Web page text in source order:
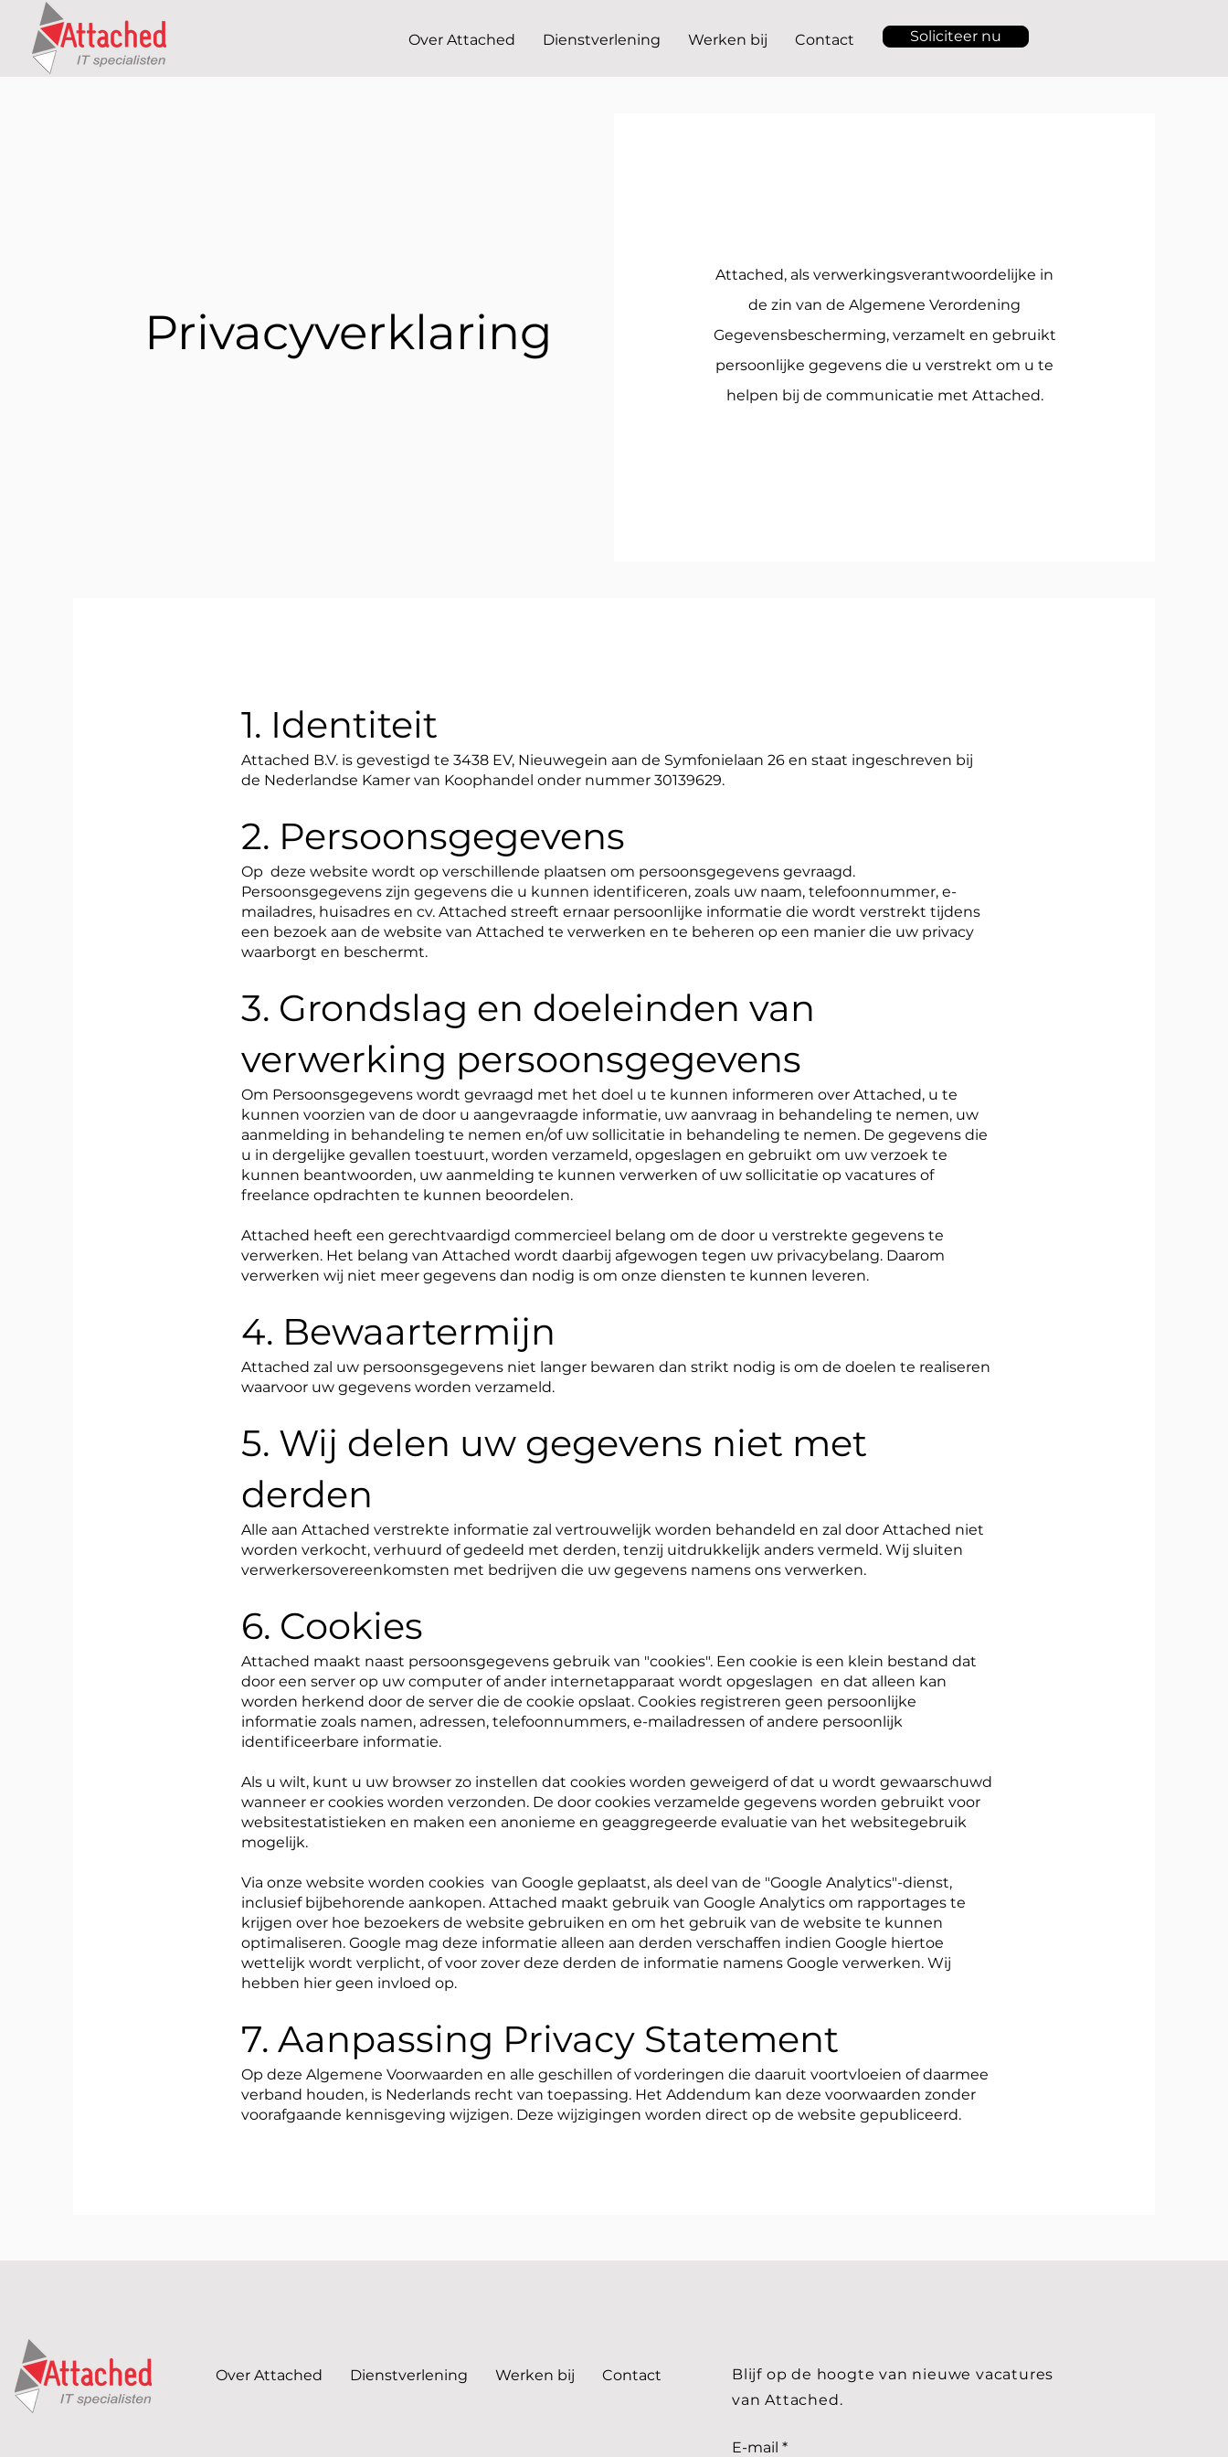
Over Attached Dienstverlening Werken bij Contact Soliciteer nu
Privacyverklaring
Attached, als verwerkingsverantwoordelijke in
de zin van de Algemene Verordening
Gegevensbescherming, verzamelt en gebruikt
persoonlijke gegevens die u verstrekt om u te
helpen bij de communicatie met Attached.
1. Identiteit
Attached B.V. is gevestigd te 3438 EV, Nieuwegein aan de Symfonielaan 26 en staat ingeschreven bij
de Nederlandse Kamer van Koophandel onder nummer 30139629.
2. Persoonsgegevens
Op deze website wordt op verschillende plaatsen om persoonsgegevens gevraagd.
Persoonsgegevens zijn gegevens die u kunnen identificeren, zoals uw naam, telefoonnummer, e-
mailadres, huisadres en cv. Attached streeft ernaar persoonlijke informatie die wordt verstrekt tijdens
een bezoek aan de website van Attached te verwerken en te beheren op een manier die uw privacy
waarborgt en beschermt.
3. Grondslag en doeleinden van
verwerking persoonsgegevens
Om Persoonsgegevens wordt gevraagd met het doel u te kunnen informeren over Attached, u te
kunnen voorzien van de door u aangevraagde informatie, uw aanvraag in behandeling te nemen, uw
aanmelding in behandeling te nemen en/of uw sollicitatie in behandeling te nemen. De gegevens die
u in dergelijke gevallen toestuurt, worden verzameld, opgeslagen en gebruikt om uw verzoek te
kunnen beantwoorden, uw aanmelding te kunnen verwerken of uw sollicitatie op vacatures of
freelance opdrachten te kunnen beoordelen.
Attached heeft een gerechtvaardigd commercieel belang om de door u verstrekte gegevens te
verwerken. Het belang van Attached wordt daarbij afgewogen tegen uw privacybelang. Daarom
verwerken wij niet meer gegevens dan nodig is om onze diensten te kunnen leveren.
4. Bewaartermijn
Attached zal uw persoonsgegevens niet langer bewaren dan strikt nodig is om de doelen te realiseren
waarvoor uw gegevens worden verzameld.
5. Wij delen uw gegevens niet met
derden
Alle aan Attached verstrekte informatie zal vertrouwelijk worden behandeld en zal door Attached niet
worden verkocht, verhuurd of gedeeld met derden, tenzij uitdrukkelijk anders vermeld. Wij sluiten
verwerkersovereenkomsten met bedrijven die uw gegevens namens ons verwerken.
6. Cookies
Attached maakt naast persoonsgegevens gebruik van "cookies". Een cookie is een klein bestand dat
door een server op uw computer of ander internetapparaat wordt opgeslagen en dat alleen kan
worden herkend door de server die de cookie opslaat. Cookies registreren geen persoonlijke
informatie zoals namen, adressen, telefoonnummers, e-mailadressen of andere persoonlijk
identificeerbare informatie.
Als u wilt, kunt u uw browser zo instellen dat cookies worden geweigerd of dat u wordt gewaarschuwd
wanneer er cookies worden verzonden. De door cookies verzamelde gegevens worden gebruikt voor
websitestatistieken en maken een anonieme en geaggregeerde evaluatie van het websitegebruik
mogelijk.
Via onze website worden cookies van Google geplaatst, als deel van de "Google Analytics"-dienst,
inclusief bijbehorende aankopen. Attached maakt gebruik van Google Analytics om rapportages te
krijgen over hoe bezoekers de website gebruiken en om het gebruik van de website te kunnen
optimaliseren. Google mag deze informatie alleen aan derden verschaffen indien Google hiertoe
wettelijk wordt verplicht, of voor zover deze derden de informatie namens Google verwerken. Wij
hebben hier geen invloed op.
7. Aanpassing Privacy Statement
Op deze Algemene Voorwaarden en alle geschillen of vorderingen die daaruit voortvloeien of daarmee
verband houden, is Nederlands recht van toepassing. Het Addendum kan deze voorwaarden zonder
voorafgaande kennisgeving wijzigen. Deze wijzigingen worden direct op de website gepubliceerd.
Blijf op de hoogte van nieuwe vacatures
van Attached.
E-mail
Over Attached Dienstverlening Werken bij Contact